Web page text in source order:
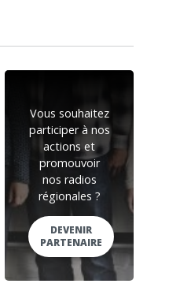
Vous souhaitez
participer à nos
actions et
promouvoir
nos radios
régionales ?
DEVENIR
PARTENAIRE